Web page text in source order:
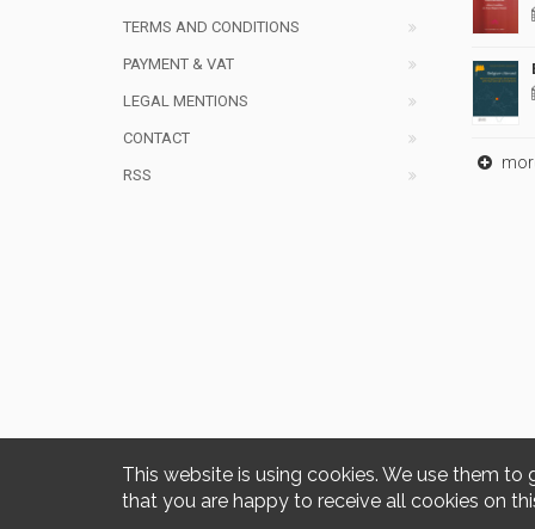
This website is using cookies. We use them
that you are happy to receive all cookies on
TERMS AND CONDITIONS
PAYMENT & VAT
LEGAL MENTIONS
CONTACT
RSS